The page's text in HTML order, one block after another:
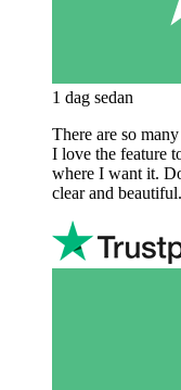
1 dag sedan
There are so
I love the feature
where I want it.
clear and beautiful.